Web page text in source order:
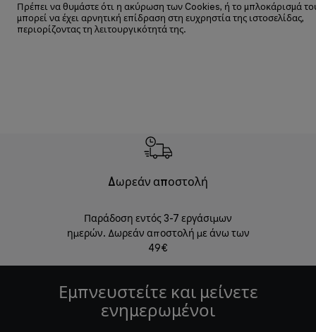
Πρέπει να θυμάστε ότι η ακύρωση των Cookies, ή το μπλοκάρισμά
μπορεί να έχει αρνητική επίδραση στη ευχρηστία της ιστοσελίδας,
περιορίζοντας τη λειτουργικότητά της.
Δωρεάν αποστολή
Παράδοση εντός 3-7 εργάσιμων
ημερών. Δωρεάν αποστολή με άνω των
49€
Εμπνευστείτε και μείνετε
ενημερωμένοι